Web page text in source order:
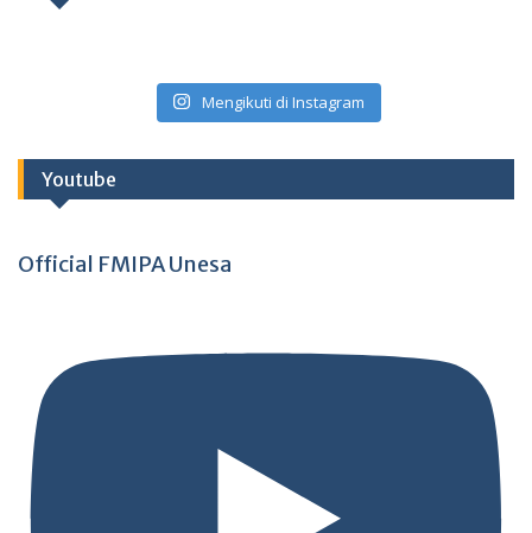
Mengikuti di Instagram
Youtube
Official FMIPA Unesa